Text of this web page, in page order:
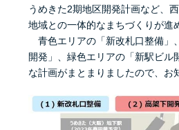
うめきた2期地区開発計画など、
地域との一体的なまちづくりが進
青色エリアの「新改札口整備」
開発」、緑色エリアの「新駅ビル
な計画がまとまりましたので、お